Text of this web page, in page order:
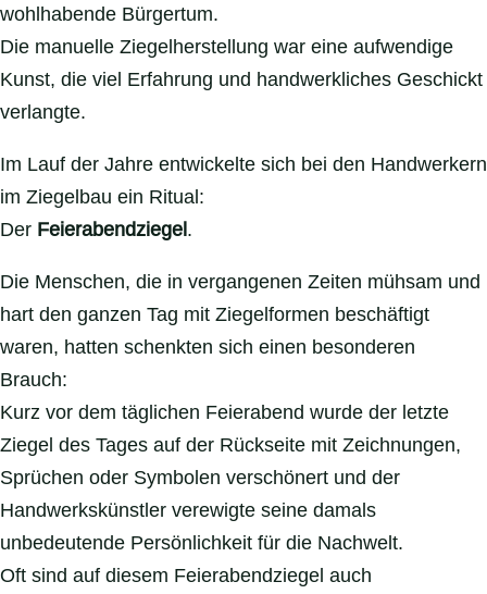
wohlhabende Bürgertum.
Die manuelle Ziegelherstellung war eine aufwendige
Kunst, die viel Erfahrung und handwerkliches Geschickt
verlangte.
Im Lauf der Jahre entwickelte sich bei den Handwerkern
im Ziegelbau ein Ritual:
Der Feierabendziegel.
Die Menschen, die in vergangenen Zeiten mühsam und
hart den ganzen Tag mit Ziegelformen beschäftigt
waren, hatten schenkten sich einen besonderen
Brauch:
Kurz vor dem täglichen Feierabend wurde der letzte
Ziegel des Tages auf der Rückseite mit Zeichnungen,
Sprüchen oder Symbolen verschönert und der
Handwerkskünstler verewigte seine damals
unbedeutende Persönlichkeit für die Nachwelt.
Oft sind auf diesem Feierabendziegel auch